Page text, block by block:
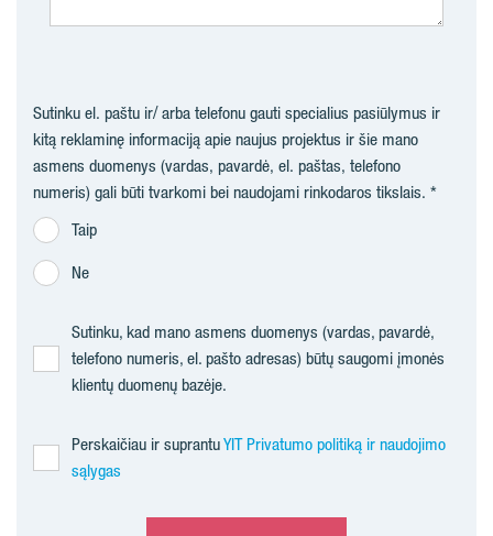
Sutinku el. paštu ir/ arba telefonu gauti specialius pasiūlymus ir
kitą reklaminę informaciją apie naujus projektus ir šie mano
asmens duomenys (vardas, pavardė, el. paštas, telefono
numeris) gali būti tvarkomi bei naudojami rinkodaros tikslais.
Taip
Ne
Sutinku, kad mano asmens duomenys (vardas, pavardė,
telefono numeris, el. pašto adresas) būtų saugomi įmonės
klientų duomenų bazėje.
Perskaičiau ir suprantuYIT Privatumo politiką ir naudojimo
sąlygas